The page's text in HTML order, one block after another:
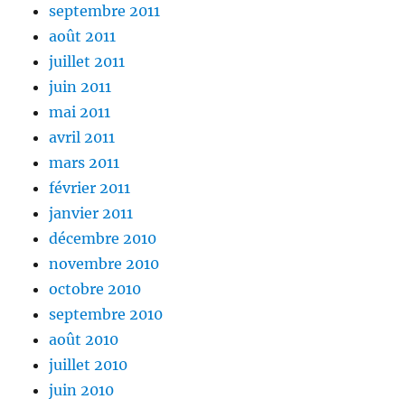
septembre 2011
août 2011
juillet 2011
juin 2011
mai 2011
avril 2011
mars 2011
février 2011
janvier 2011
décembre 2010
novembre 2010
octobre 2010
septembre 2010
août 2010
juillet 2010
juin 2010